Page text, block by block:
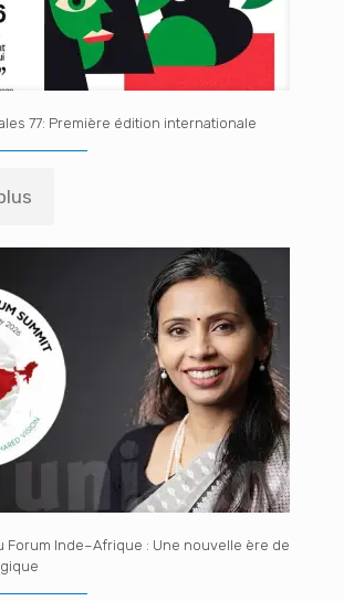
77: Première édition internationale
Forum Inde–Afrique : Une nouvelle ère de